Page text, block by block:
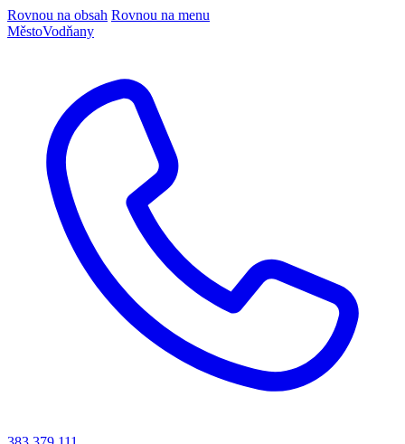
Rovnou na obsah Rovnou na menu
MěstoVodňany